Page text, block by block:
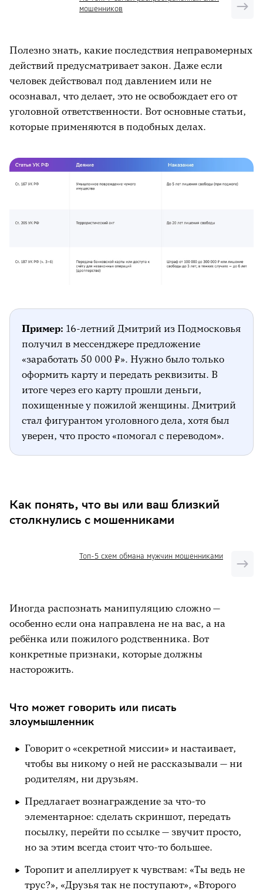
мошенников
Полезно знать, какие последствия неправомерных
действий предусматривает закон. Даже если
человек действовал под давлением или не
осознавал, что делает, это не освобождает его от
уголовной ответственности. Вот основные статьи,
которые применяются в подобных делах.
Пример: 16-летний Дмитрий из Подмосковья
получил в мессенджере предложение
«заработать 50 000 ₽». Нужно было только
оформить карту и передать реквизиты. В
итоге через его карту прошли деньги,
похищенные у пожилой женщины. Дмитрий
стал фигурантом уголовного дела, хотя был
уверен, что просто «помогал с переводом».
Как понять, что вы или ваш близкий
столкнулись с мошенниками
Топ-5 схем обмана мужчин мошенниками
Иногда распознать манипуляцию сложно —
особенно если она направлена не на вас, а на
ребёнка или пожилого родственника. Вот
конкретные признаки, которые должны
насторожить.
Что может говорить или писать
злоумышленник
Говорит о «секретной миссии» и настаивает,
чтобы вы никому о ней не рассказывали — ни
родителям, ни друзьям.
Предлагает вознаграждение за что-то
элементарное: сделать скриншот, передать
посылку, перейти по ссылке — звучит просто,
но за этим всегда стоит что-то большее.
Торопит и апеллирует к чувствам: «Ты ведь не
трус?», «Друзья так не поступают», «Второго